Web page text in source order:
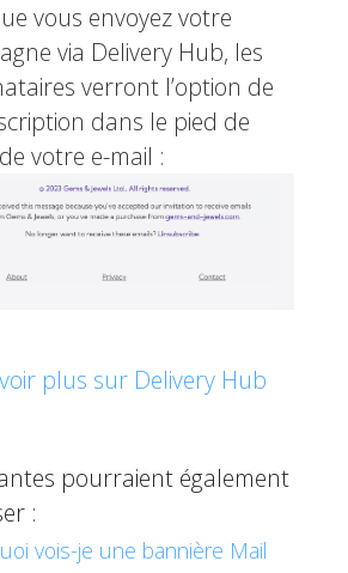
vous envoyez votre
via Delivery Hub, les
verront l’option de
dans le pied de
votre e-mail :
plus sur Delivery Hub
pourraient également
:
vois-je une bannière Mail